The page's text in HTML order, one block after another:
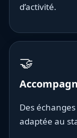
d’activité.
🤝
Des
adaptée au